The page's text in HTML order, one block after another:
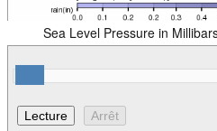
Sea Level Pressure in